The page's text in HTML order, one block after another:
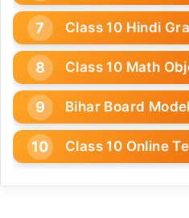
Class 10 Hindi
Class 10 Math
Bihar Board
Class 10 Online